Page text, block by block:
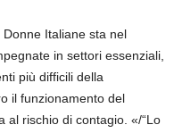
Donne Italiane sta nel
in settori essenziali,
più difficili della
il funzionamento del
al rischio di contagio. «/“Lo